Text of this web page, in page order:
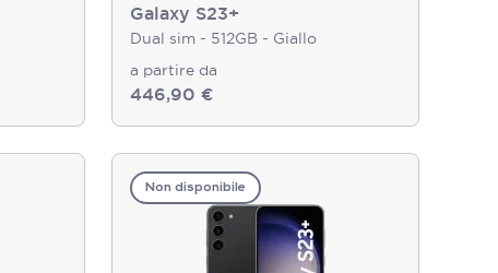
Galaxy S23+
Dual sim - 512GB - Giallo
a partire da
446,90 €
Non disponibile